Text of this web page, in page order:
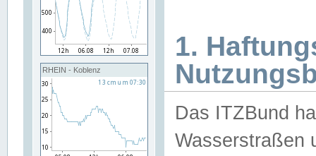
RHEIN - Koblenz
1.
Das ITZBund
Wasserstraßen